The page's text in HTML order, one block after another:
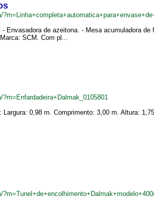
Envasadora de azeitona. - Mesa acumuladora
SCM. Com pl...
0,98 m. Comprimento: 3,00 m. Altura: